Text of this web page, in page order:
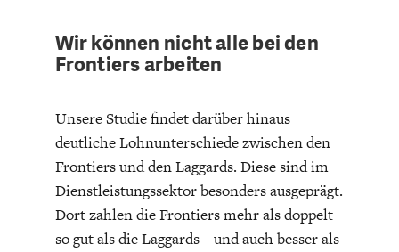
Wir können nicht alle bei den
Frontiers arbeiten
Unsere Studie findet darüber hinaus
deutliche Lohnunterschiede zwischen den
Frontiers und den Laggards. Diese sind im
Dienstleistungssektor besonders ausgeprägt.
Dort zahlen die Frontiers mehr als doppelt
so gut als die Laggards – und auch besser als